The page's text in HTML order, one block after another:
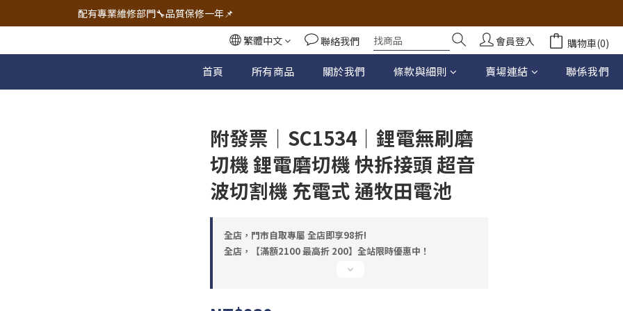
🔧電動工具&五金唯一首選 宇慶五金網拍🔧
配有專業維修部門🔧品質保修一年📌
🔧電動工具&五金唯一首選 宇慶五金網拍🔧繁體中文 聯絡我們 會員登入 購物車(0)
首頁 所有商品 關於我們 條款與細則 賣場連結 聯係我們
附發票｜SC1534｜鋰電無刷磨
切機 鋰電磨切機 快拆接頭 超音
波切割機 充電式 通牧田電池
全店，門市自取專屬 全店即享98折!
全店，【滿額2100 最高折 200】全站限時優惠中！
立即購買